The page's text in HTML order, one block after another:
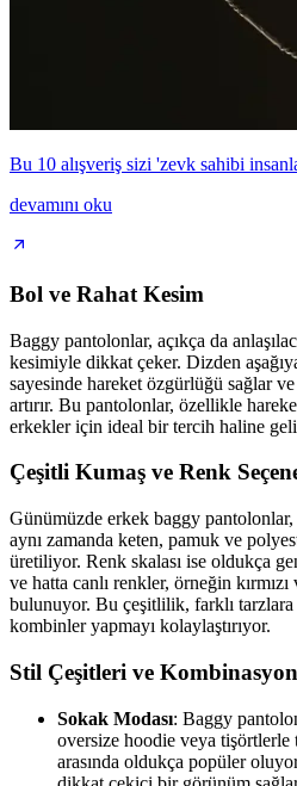
Bu 10 alışveriş sizi 'zevk sahibi
devamını oku
Bol ve Rahat Kesim
Baggy pantolonlar, açıkça da
kesimiyle dikkat çeker. Dizden
sayesinde hareket özgürlüğü sağlar
artırır. Bu pantolonlar, özellikle
erkekler için ideal bir tercih haline
Çeşitli Kumaş ve Renk
Günümüzde erkek baggy
aynı zamanda keten, pamuk ve
üretiliyor. Renk skalası ise oldukça
ve hatta canlı renkler, örneğin
bulunuyor. Bu çeşitlilik, farklı
kombinler yapmayı kolaylaştırıyor.
Stil Çeşitleri ve
Sokak Modası: Baggy
oversize hoodie veya tişörtlerle
arasında oldukça popüler